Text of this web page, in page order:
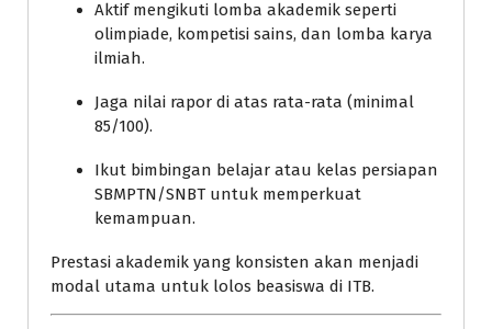
Aktif mengikuti lomba akademik seperti
olimpiade, kompetisi sains, dan lomba karya
ilmiah.
Jaga nilai rapor di atas rata-rata (minimal
85/100).
Ikut bimbingan belajar atau kelas persiapan
SBMPTN/SNBT untuk memperkuat
kemampuan.
Prestasi akademik yang konsisten akan menjadi
modal utama untuk lolos beasiswa di ITB.